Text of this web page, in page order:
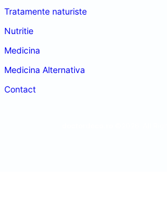
Tratamente naturiste
Nutritie
Medicina
Medicina Alternativa
Contact